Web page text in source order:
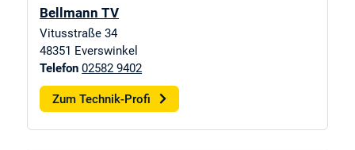
Bellmann TV
Vitusstraße 34
48351 Everswinkel
Telefon 02582 9402
Zum Technik-Profi